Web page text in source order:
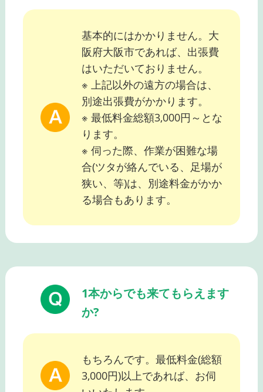
基本的にはかかりません。大
阪府大阪市であれば、出張費
はいただいておりません。
※ 上記以外の遠方の場合は、
別途出張費がかかります。
※ 最低料金総額3,000円～とな
ります。
※ 伺った際、作業が困難な場
合(ツタが絡んでいる、足場が
狭い、等)は、別途料金がかか
る場合もあります。
1本からでも来てもらえます
か?
もちろんです。最低料金(総額
3,000円)以上であれば、お伺